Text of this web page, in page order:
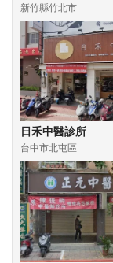
新竹縣竹北市
日禾中醫診所
台中市北屯區